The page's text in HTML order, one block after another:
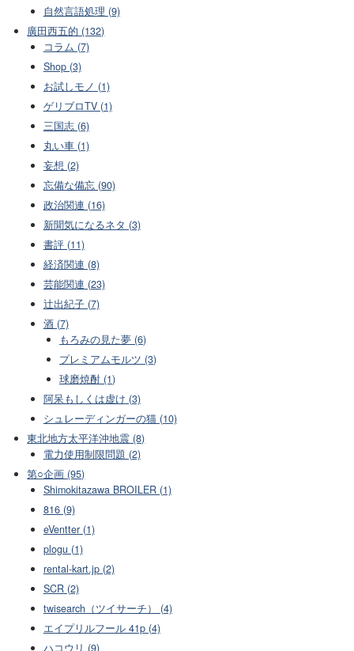
自然言語処理 (9)
廣田西五的 (132)
コラム (7)
Shop (3)
お試しモノ (1)
ゲリブロTV (1)
三国志 (6)
丸い車 (1)
妄想 (2)
忘備な備忘 (90)
政治関連 (16)
新聞気になるネタ (3)
書評 (11)
経済関連 (8)
芸能関連 (23)
辻出紀子 (7)
酒 (7)
もろみの見た夢 (6)
プレミアムモルツ (3)
球磨焼酎 (1)
阿呆もしくは虚け (3)
シュレーディンガーの猫 (10)
東北地方太平洋沖地震 (8)
電力使用制限問題 (2)
第○企画 (95)
Shimokitazawa BROILER (1)
816 (9)
eVentter (1)
plogu (1)
rental-kart.jp (2)
SCR (2)
twisearch（ツイサーチ） (4)
エイプリルフール 41p (4)
ハコウリ (9)